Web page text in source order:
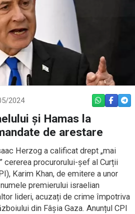
2024 WHATSAPP
și Hamas la
de arestare
Herzog a calificat drept „mai
cererea procurorului-șef al Curții
Karim Khan, de emitere a unor
premierului israelian
lideri, acuzați de crime împotriva
din Fâșia Gaza. Anunțul CPI